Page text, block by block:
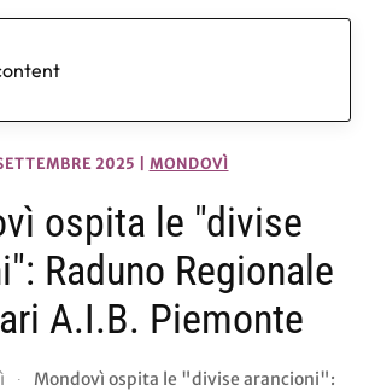
2025 MONDOVÌ
ospita le "divise
Raduno Regionale
A.I.B. Piemonte
Mondovì ospita le "divise arancioni":